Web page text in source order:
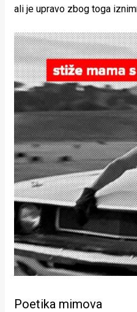
ali je upravo zbog toga
Poetika mimova